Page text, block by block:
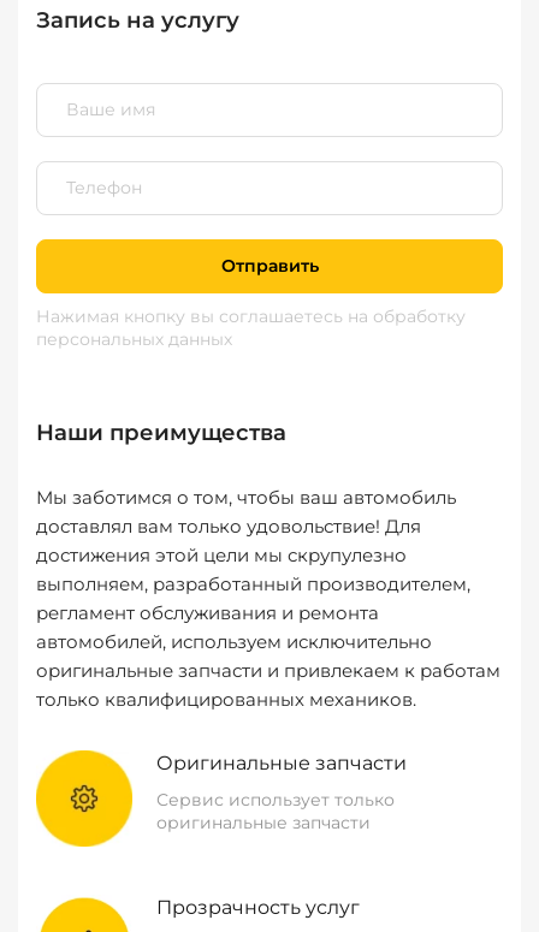
Запись на услугу
Отправить
Нажимая кнопку вы соглашаетесь на обработку
персональных данных
Наши преимущества
Мы заботимся о том, чтобы ваш автомобиль
доставлял вам только удовольствие! Для
достижения этой цели мы скрупулезно
выполняем, разработанный производителем,
регламент обслуживания и ремонта
автомобилей, используем исключительно
оригинальные запчасти и привлекаем к работам
только квалифицированных механиков.
Оригинальные запчасти
Сервис использует только
оригинальные запчасти
Прозрачность услуг